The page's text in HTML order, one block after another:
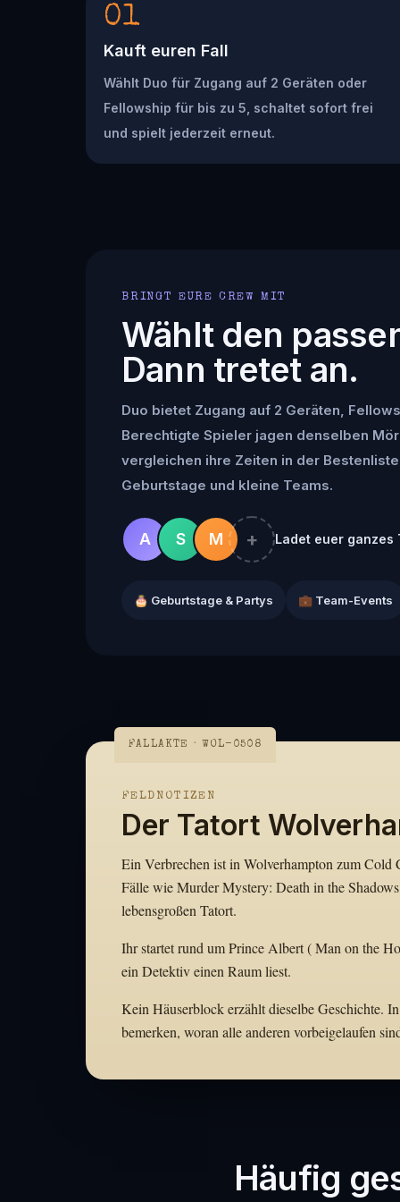
01
Kauft euren Fall
Wählt Duo für Zugang auf 2 Geräten oder
Fellowship für bis zu 5, schaltet sofort frei
und spielt jederzeit erneut.
BRINGT EURE CREW MIT
Wählt den
Dann tretet an.
Duo bietet Zugang auf 2 Geräten,
Berechtigte Spieler jagen denselben
vergleichen ihre Zeiten in der Bestenliste
Geburtstage und kleine Teams.
A S M + Ladet euer ganzes
🎂 Geburtstage & Partys 💼 Team-Events
FALLAKTE · WOL-0508
FELDNOTIZEN
Der Tatort
Ein Verbrechen ist in Wolverhampton zum Cold
Fälle wie Murder Mystery: Death in the
lebensgroßen Tatort.
Ihr startet rund um Prince Albert ( Man on the
ein Detektiv einen Raum liest.
Kein Häuserblock erzählt dieselbe Geschichte.
bemerken, woran alle anderen vorbeigelaufen
Häufig